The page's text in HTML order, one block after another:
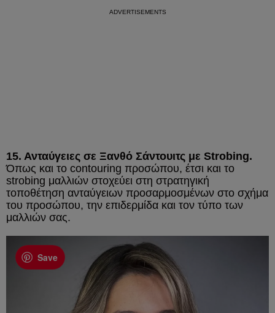
15. Ανταύγειες σε Ξανθό Σάντουιτς με Strobing.
Όπως και το contouring προσώπου, έτσι και το
strobing μαλλιών στοχεύει στη στρατηγική
τοποθέτηση ανταύγειων προσαρμοσμένων στο σχήμα
του προσώπου, την επιδερμίδα και τον τύπο των
μαλλιών σας.
Save